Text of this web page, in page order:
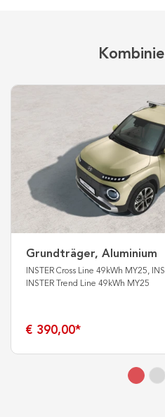
Grundträger, Aluminium
INSTER Cross Line 49kWh MY25,
INSTER Trend Line 49kWh MY25
€ 390,00*